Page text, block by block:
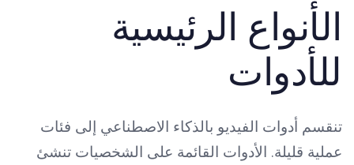
الأنواع الرئيسية
للأدوات
تنقسم أدوات الفيديو بالذكاء الاصطناعي إلى فئات
عملية قليلة. الأدوات القائمة على الشخصيات تنشئ